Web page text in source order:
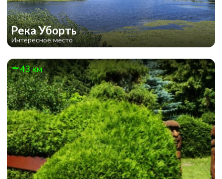
Река Уборть
Интересное место
43 км